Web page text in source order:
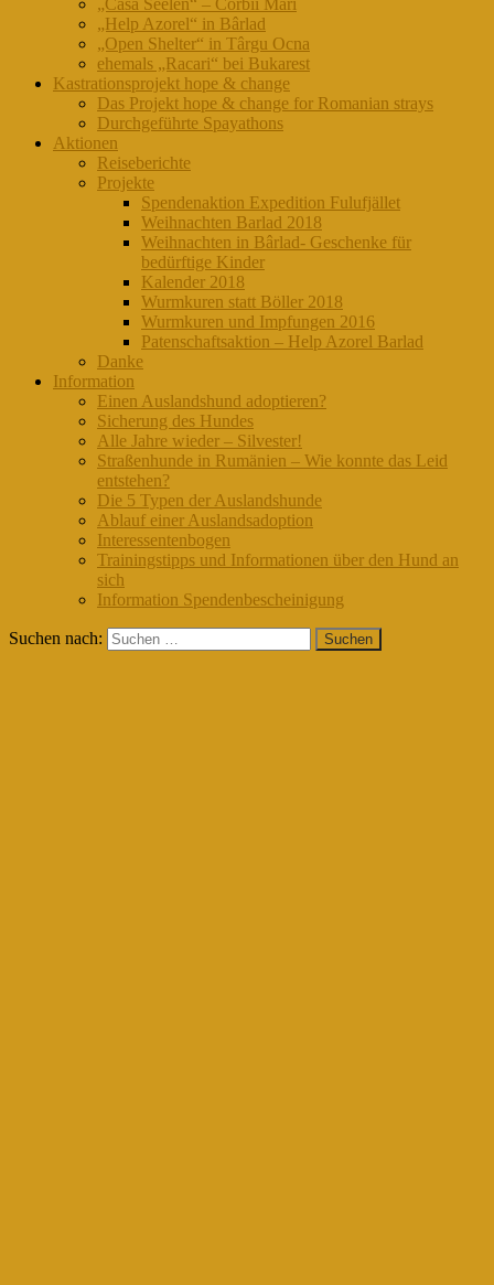
„Casa Seelen“ – Corbii Mari
„Help Azorel“ in Bârlad
„Open Shelter“ in Târgu Ocna
ehemals „Racari“ bei Bukarest
Kastrationsprojekt hope & change
Das Projekt hope & change for Romanian strays
Durchgeführte Spayathons
Aktionen
Reiseberichte
Projekte
Spendenaktion Expedition Fulufjället
Weihnachten Barlad 2018
Weihnachten in Bârlad- Geschenke für
bedürftige Kinder
Kalender 2018
Wurmkuren statt Böller 2018
Wurmkuren und Impfungen 2016
Patenschaftsaktion – Help Azorel Barlad
Danke
Information
Einen Auslandshund adoptieren?
Sicherung des Hundes
Alle Jahre wieder – Silvester!
Straßenhunde in Rumänien – Wie konnte das Leid
entstehen?
Die 5 Typen der Auslandshunde
Ablauf einer Auslandsadoption
Interessentenbogen
Trainingstipps und Informationen über den Hund an
sich
Information Spendenbescheinigung
Suchen nach: